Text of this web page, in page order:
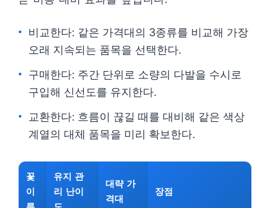
비교한다: 같은 가격대의 3종류를 비교해 가장
오래 지속되는 품목을 선택한다.
구매한다: 주간 단위로 소량의 다발을 수시로
구입해 신선도를 유지한다.
교환한다: 흐름이 끊길 때를 대비해 같은 색상
계열의 대체 품목을 미리 확보한다.
꽃
이
유지 관
리 난이
대략 가
격대
장점